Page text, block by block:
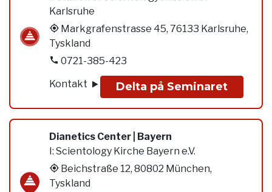
Karlsruhe
Markgrafenstrasse 45, 76133 Karlsruhe,
Tyskland
0721-385-423
Kontakt
Delta på Seminaret
Dianetics Center | Bayern
I: Scientology Kirche Bayern e.V.
Beichstraße 12, 80802 München,
Tyskland